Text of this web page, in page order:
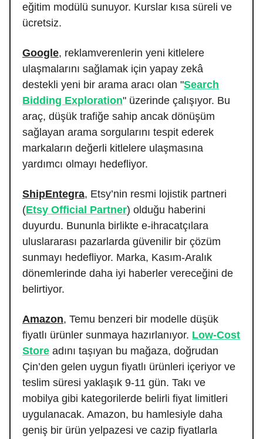
eğitim modülü sunuyor. Kurslar kısa süreli ve
ücretsiz.
Google, reklamverenlerin yeni kitlelere
ulaşmalarını sağlamak için yapay zekâ
destekli yeni bir arama aracı olan "Search
Bidding Exploration" üzerinde çalışıyor. Bu
araç, düşük trafiğe sahip ancak dönüşüm
sağlayan arama sorgularını tespit ederek
markaların değerli kitlelere ulaşmasına
yardımcı olmayı hedefliyor.
ShipEntegra, Etsy’nin resmi lojistik partneri
(Etsy Official Partner) olduğu haberini
duyurdu. Bununla birlikte e-ihracatçılara
uluslararası pazarlarda güvenilir bir çözüm
sunmayı hedefliyor. Marka, Kasım-Aralık
dönemlerinde daha iyi haberler vereceğini de
belirtiyor.
Amazon, Temu benzeri bir modelle düşük
fiyatlı ürünler sunmaya hazırlanıyor. Low-Cost
Store adını taşıyan bu mağaza, doğrudan
Çin’den gelen uygun fiyatlı ürünleri içeriyor ve
teslim süresi yaklaşık 9-11 gün. Takı ve
mobilya gibi kategorilerde belirli fiyat limitleri
uygulanacak. Amazon, bu hamlesiyle daha
geniş bir ürün yelpazesi ve cazip fiyatlarla